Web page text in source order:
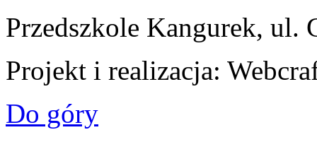
Przedszkole Kangurek, ul.
Projekt i realizacja:
Do góry